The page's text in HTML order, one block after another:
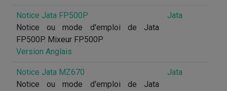
Notice Jata FP500P
Notice ou mode d'emploi de Jata
FP500P. Mixeur FP500P
Version Anglais
Jata
Notice Jata MZ670
Notice ou mode d'emploi de Jata
Jata